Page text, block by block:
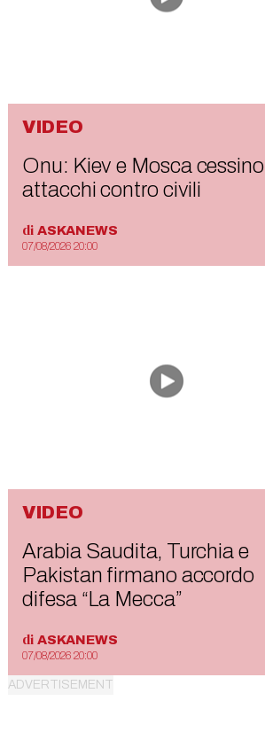
VIDEO
Onu: Kiev e Mosca cessino
attacchi contro civili
di ASKANEWS
07/08/2026 20:00
VIDEO
Arabia Saudita, Turchia e
Pakistan firmano accordo
difesa “La Mecca”
di ASKANEWS
07/08/2026 20:00